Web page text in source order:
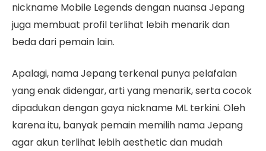
nickname Mobile Legends dengan nuansa Jepang
juga membuat profil terlihat lebih menarik dan
beda dari pemain lain.
Apalagi, nama Jepang terkenal punya pelafalan
yang enak didengar, arti yang menarik, serta cocok
dipadukan dengan gaya nickname ML terkini. Oleh
karena itu, banyak pemain memilih nama Jepang
agar akun terlihat lebih aesthetic dan mudah